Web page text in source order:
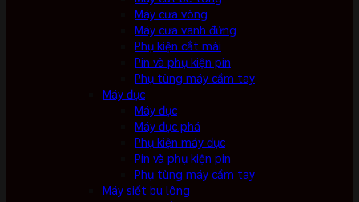
Máy cưa vòng
Máy cưa vanh đứng
Phụ kiện cắt mài
Pin và phụ kiện pin
Phụ tùng máy cầm tay
Máy đục
Máy đục
Máy đục phá
Phụ kiện máy đục
Pin và phụ kiện pin
Phụ tùng máy cầm tay
Máy siết bu lông